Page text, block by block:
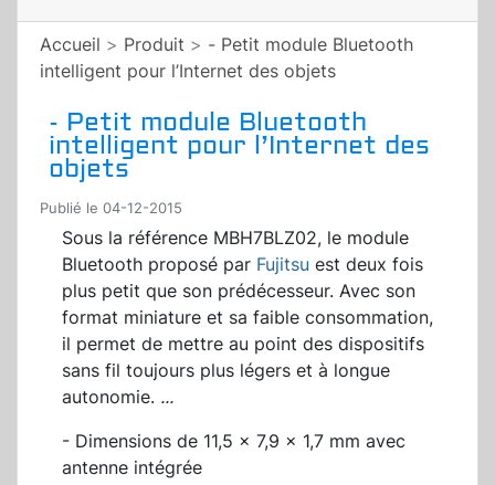
Accueil > Produit > - Petit module Bluetooth
intelligent pour l’Internet des objets
- Petit module Bluetooth
intelligent pour l’Internet des
objets
Publié le 04-12-2015
Sous la référence MBH7BLZ02, le module
Bluetooth proposé par Fujitsu est deux fois
plus petit que son prédécesseur. Avec son
format miniature et sa faible consommation,
il permet de mettre au point des dispositifs
sans fil toujours plus légers et à longue
autonomie. ...
- Dimensions de 11,5 x 7,9 x 1,7 mm avec
antenne intégrée